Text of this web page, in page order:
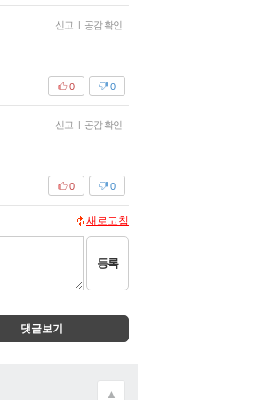
신고 | 공감 확인
0
0
신고 | 공감 확인
0
0
새로고침
등록
댓글보기
▲